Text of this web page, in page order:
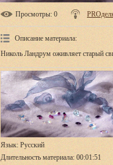
Просмотры: 0
Описание материала:
Николь Ландрум оживляет старый
Язык: Русский
Длительность материала: 00:01:51